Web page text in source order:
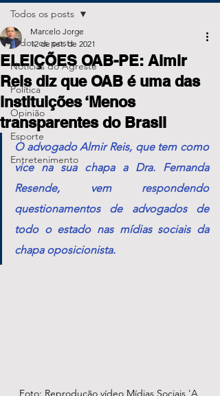
Todos os posts
Notícias do Agreste
Política
Opinião
Esporte
Entretenimento
Todos os posts
ELEIÇÕES OAB-PE: Almir
Reis diz que OAB é uma das
instituições ‘Menos
transparentes do Brasil
Marcelo Jorge
12 de set. de 2021
O advogado Almir Reis, que tem como
vice na sua chapa a Dra. Fernanda
Resende, vem respondendo
questionamentos de advogados de
todo o estado nas mídias sociais da
chapa oposicionista.
Foto: Reprodução vídeo Mídias Sociais 'A